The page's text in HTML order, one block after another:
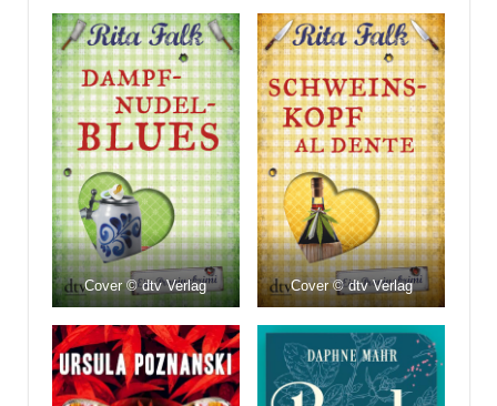
Cover © dtv Verlag Cover © dtv Verlag